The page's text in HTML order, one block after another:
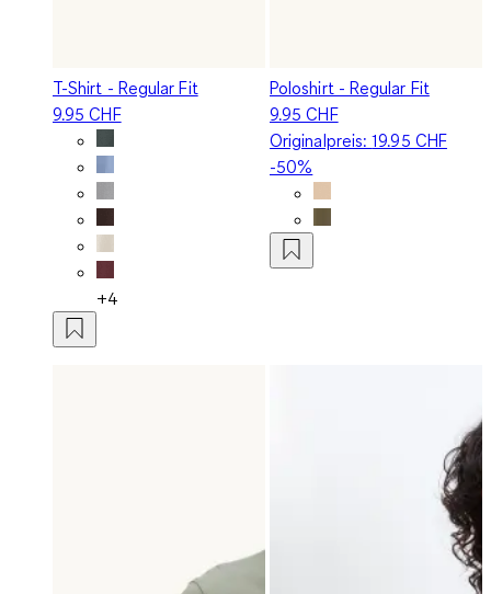
T-Shirt - Regular Fit
9.95 CHF
+4
Poloshirt - Regular Fit
9.95 CHF
Originalpreis:19.95 CHF
-50%